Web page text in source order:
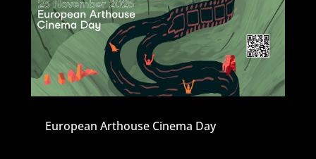
European Arthouse Cinema Day